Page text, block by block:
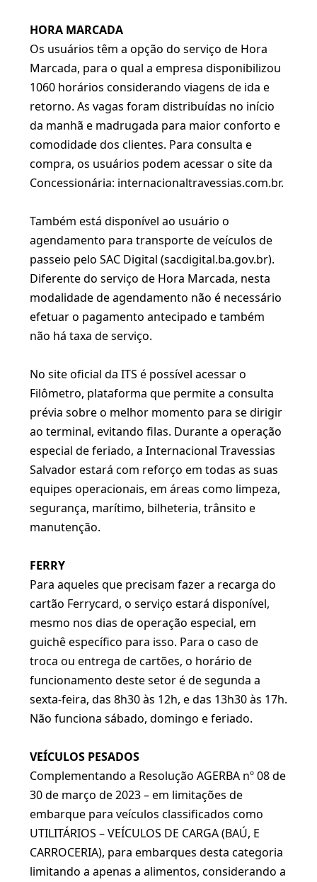
HORA MARCADA
Os usuários têm a opção do serviço de Hora
Marcada, para o qual a empresa disponibilizou
1060 horários considerando viagens de ida e
retorno. As vagas foram distribuídas no início
da manhã e madrugada para maior conforto e
comodidade dos clientes. Para consulta e
compra, os usuários podem acessar o site da
Concessionária: internacionaltravessias.com.br.
Também está disponível ao usuário o
agendamento para transporte de veículos de
passeio pelo SAC Digital (sacdigital.ba.gov.br).
Diferente do serviço de Hora Marcada, nesta
modalidade de agendamento não é necessário
efetuar o pagamento antecipado e também
não há taxa de serviço.
No site oficial da ITS é possível acessar o
Filômetro, plataforma que permite a consulta
prévia sobre o melhor momento para se dirigir
ao terminal, evitando filas. Durante a operação
especial de feriado, a Internacional Travessias
Salvador estará com reforço em todas as suas
equipes operacionais, em áreas como limpeza,
segurança, marítimo, bilheteria, trânsito e
manutenção.
FERRY
Para aqueles que precisam fazer a recarga do
cartão Ferrycard, o serviço estará disponível,
mesmo nos dias de operação especial, em
guichê específico para isso. Para o caso de
troca ou entrega de cartões, o horário de
funcionamento deste setor é de segunda a
sexta-feira, das 8h30 às 12h, e das 13h30 às 17h.
Não funciona sábado, domingo e feriado.
VEÍCULOS PESADOS
Complementando a Resolução AGERBA nº 08 de
30 de março de 2023 – em limitações de
embarque para veículos classificados como
UTILITÁRIOS – VEÍCULOS DE CARGA (BAÚ, E
CARROCERIA), para embarques desta categoria
limitando a apenas a alimentos, considerando a